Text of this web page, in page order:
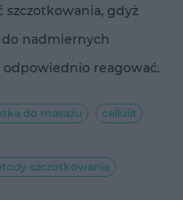
szczotkowania, gdyż
do nadmiernych
reagować.
do masażu
cellulit
szczotkowania